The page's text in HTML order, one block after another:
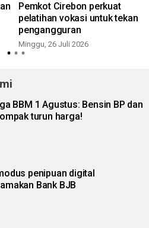
Pemkot Cirebon perkuat
pelatihan vokasi untuk tekan
pengangguran
Minggu, 26 Juli 2026
BBM 1 Agustus: Bensin BP dan
turun harga!
penipuan digital
Bank BJB